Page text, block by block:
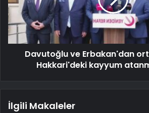
Davutoğlu ve Erbakan'dan
Hakkari'deki kayyum
İlgili Makaleler